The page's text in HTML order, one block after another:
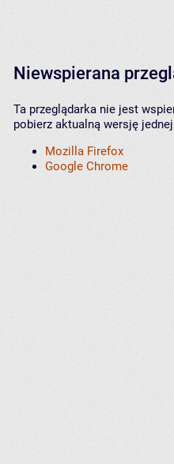
Niewspierana
Ta przeglądarka nie jest
pobierz aktualną wersję
Mozilla Firefox
Google Chrome